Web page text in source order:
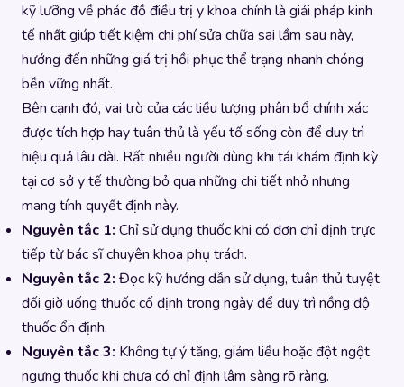
kỹ lưỡng về phác đồ điều trị y khoa chính là giải pháp kinh
tế nhất giúp tiết kiệm chi phí sửa chữa sai lầm sau này,
hướng đến những giá trị hồi phục thể trạng nhanh chóng
bền vững nhất.
Bên cạnh đó, vai trò của các liều lượng phân bổ chính xác
được tích hợp hay tuân thủ là yếu tố sống còn để duy trì
hiệu quả lâu dài. Rất nhiều người dùng khi tái khám định kỳ
tại cơ sở y tế thường bỏ qua những chi tiết nhỏ nhưng
mang tính quyết định này.
Nguyên tắc 1: Chỉ sử dụng thuốc khi có đơn chỉ định trực
tiếp từ bác sĩ chuyên khoa phụ trách.
Nguyên tắc 2: Đọc kỹ hướng dẫn sử dụng, tuân thủ tuyệt
đối giờ uống thuốc cố định trong ngày để duy trì nồng độ
thuốc ổn định.
Nguyên tắc 3: Không tự ý tăng, giảm liều hoặc đột ngột
ngưng thuốc khi chưa có chỉ định lâm sàng rõ ràng.